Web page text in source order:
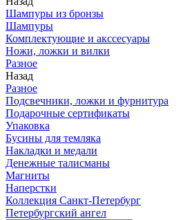
Шампуры из бронзы
Шампуры
Комплектующие и акссесуары
Ножи, ложки и вилки
Разное
Назад
Разное
Подсвечники, ложки и фурнитура
Подарочные сертификаты
Упаковка
Бусины для темляка
Накладки и медали
Денежные талисманы
Магниты
Наперстки
Коллекция Санкт-Петербург
Петербургский ангел